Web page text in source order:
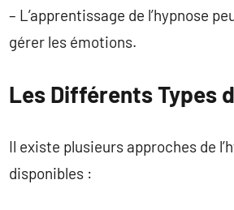
– L’apprentissage de l’hypnose
gérer les émotions.
Les Différents Types
Il existe plusieurs approches de
disponibles :